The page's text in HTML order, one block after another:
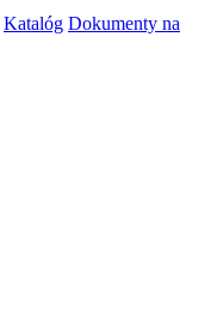
Katalóg Dokumenty na